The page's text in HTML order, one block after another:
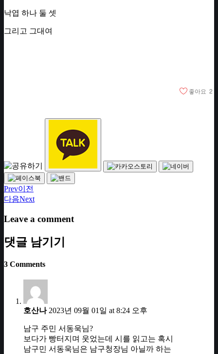
낙엽 하나 둘 셋
그리고 그대여
좋아요 2
Prev이전
다음Next
Leave a comment
댓글 남기기
3 Comments
호산나 2023년 09월 01일 at 8:24 오후
남구 주민 서동욱님?
보다가 빵터지며 웃었는데 시를 읽고는 혹시
남구민 서동욱님은 남구청장님 아닐까 하는